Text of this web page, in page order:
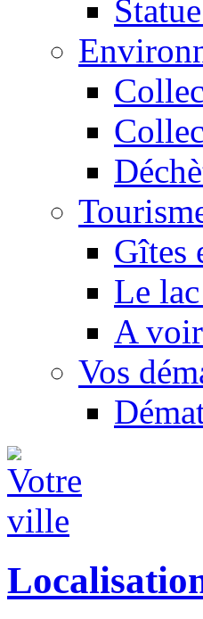
Gîtes
Le
A
Vos